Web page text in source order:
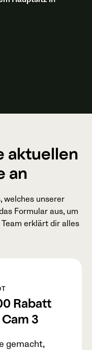
aktuellen
an
welches unserer
Formular aus, um
erklärt dir alles
Rabatt
3
gemacht,